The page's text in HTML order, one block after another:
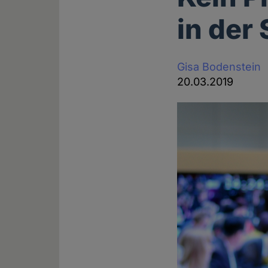
in der
Gisa Bodenstein
20.03.2019